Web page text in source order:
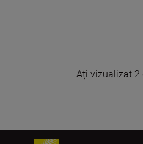
Ați vizualizat 2